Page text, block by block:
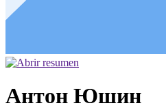
Антон Юшин